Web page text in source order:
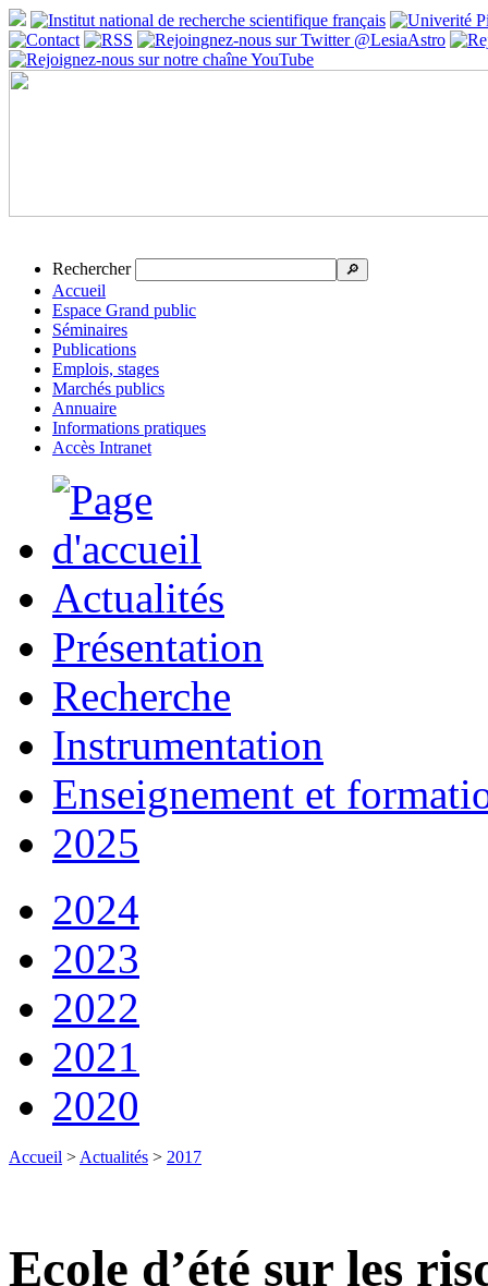
Rechercher 🔎
Accueil
Espace Grand public
Séminaires
Publications
Emplois, stages
Marchés publics
Annuaire
Informations pratiques
Accès Intranet
Actualités
Présentation
Recherche
Instrumentation
Enseignement et
2025
2024
2023
2022
2021
2020
Accueil > Actualités > 2017
Ecole d’été sur les